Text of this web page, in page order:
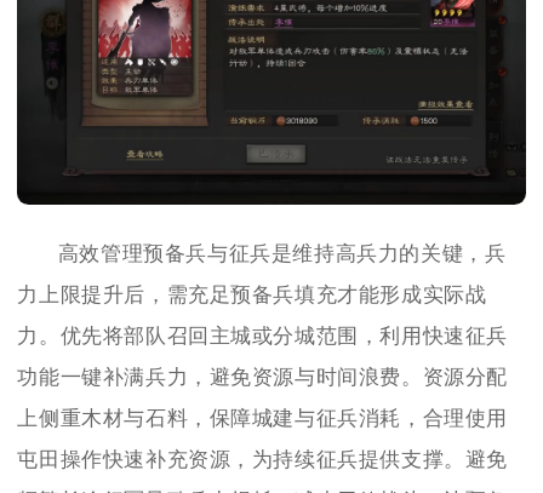
高效管理预备兵与征兵是维持高兵力的关键，兵
力上限提升后，需充足预备兵填充才能形成实际战
力。优先将部队召回主城或分城范围，利用快速征兵
功能一键补满兵力，避免资源与时间浪费。资源分配
上侧重木材与石料，保障城建与征兵消耗，合理使用
屯田操作快速补充资源，为持续征兵提供支撑。避免